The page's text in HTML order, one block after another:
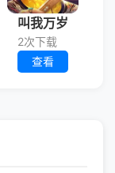
叫我万岁
2次下载
查看